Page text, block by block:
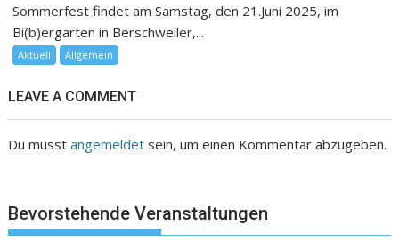
Sommerfest findet am Samstag, den 21.Juni 2025, im
Bi(b)ergarten in Berschweiler,...
Aktuell Allgemein
LEAVE A COMMENT
Du musstangemeldet sein, um einen Kommentar abzugeben.
Bevorstehende Veranstaltungen